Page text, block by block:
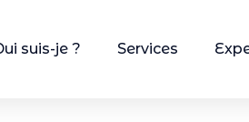
suis-je ? Services